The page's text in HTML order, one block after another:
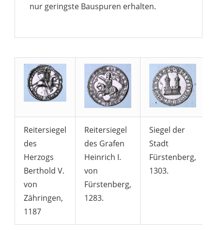
nur geringste Bauspuren erhalten.
Reitersiegel
des
Herzogs
Berthold V.
von
Zähringen,
1187
Reitersiegel
des Grafen
Heinrich I.
von
Fürstenberg,
1283.
Siegel der
Stadt
Fürstenberg,
1303.